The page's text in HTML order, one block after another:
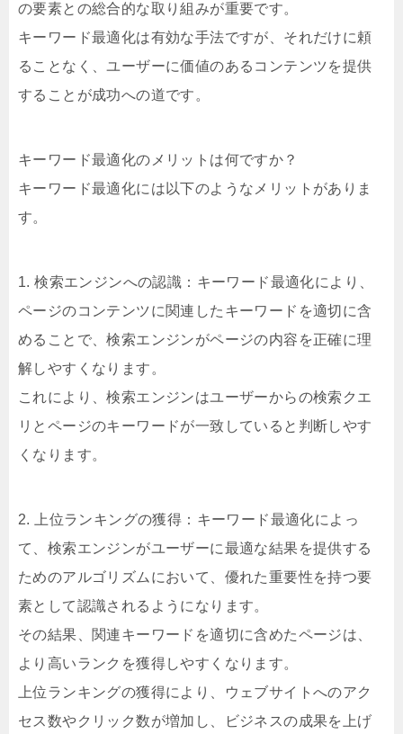
の要素との総合的な取り組みが重要です。
キーワード最適化は有効な手法ですが、それだけに頼
ることなく、ユーザーに価値のあるコンテンツを提供
することが成功への道です。
キーワード最適化のメリットは何ですか？
キーワード最適化には以下のようなメリットがありま
す。
1. 検索エンジンへの認識：キーワード最適化により、
ページのコンテンツに関連したキーワードを適切に含
めることで、検索エンジンがページの内容を正確に理
解しやすくなります。
これにより、検索エンジンはユーザーからの検索クエ
リとページのキーワードが一致していると判断しやす
くなります。
2. 上位ランキングの獲得：キーワード最適化によっ
て、検索エンジンがユーザーに最適な結果を提供する
ためのアルゴリズムにおいて、優れた重要性を持つ要
素として認識されるようになります。
その結果、関連キーワードを適切に含めたページは、
より高いランクを獲得しやすくなります。
上位ランキングの獲得により、ウェブサイトへのアク
セス数やクリック数が増加し、ビジネスの成果を上げ